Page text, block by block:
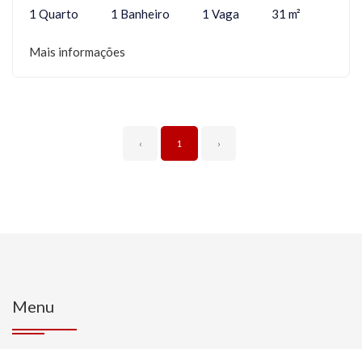
1 Quarto 1 Banheiro 1 Vaga 31 m²
Mais informações
‹ 1 ›
Menu